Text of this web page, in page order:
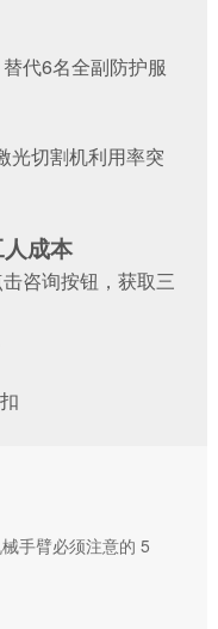
代6名全副防护服
切割机利用率突
成本‌
咨询按钮，获取三
手臂必须注意的 5